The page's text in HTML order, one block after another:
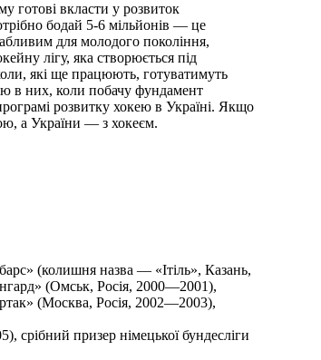
готові вкласти у розвиток
бодай 5-6 мільйонів — це
для молодого покоління,
лігу, яка створюється під
які ще працюють, готуватимуть
в них, коли побачу фундамент
розвитку хокею в Україні. Якщо
а України — з хокеєм.
(колишня назва — «Ітіль», Казань,
(Омськ, Росія, 2000—2001),
(Москва, Росія, 2002—2003),
срібний призер німецької бундесліги